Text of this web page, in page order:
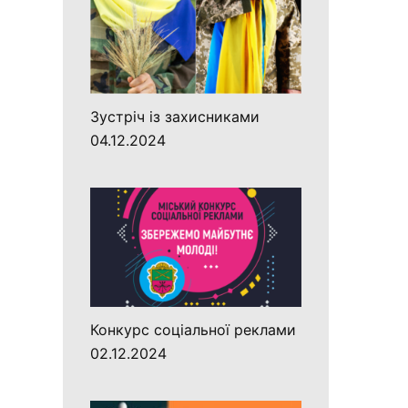
Зустріч із захисниками
04.12.2024
Конкурс соціальної реклами
02.12.2024